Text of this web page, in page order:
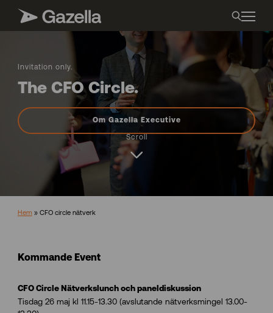
Invitation only.
The CFO Circle.
Om Gazella Executive
Scroll
Hem » CFO circle nätverk
Kommande Event
CFO Circle Nätverkslunch och paneldiskussion
Tisdag 26 maj kl 11.15-13.30 (avslutande nätverksmingel 13.00-